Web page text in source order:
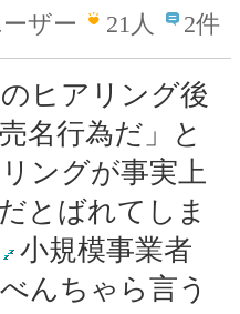
ザー
21人 2件
ヒアリング後
名行為だ」と
ングが事実上
とばれてしま
小規模事業者
んちゃら言う